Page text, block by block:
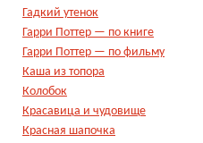
Гадкий утенок
Гарри Поттер — по книге
Гарри Поттер — по фильму
Каша из топора
Колобок
Красавица и чудовище
Красная шапочка